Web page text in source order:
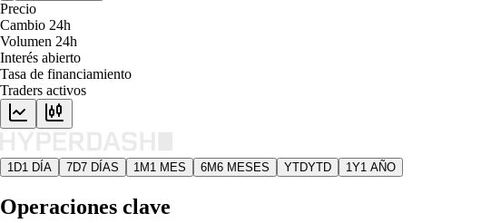
Precio
Cambio 24h
Volumen 24h
Interés abierto
Tasa de financiamiento
Traders activos
1D1 DÍA 7D7 DÍAS 1M 1 MES 6M6 MESES YTDYTD 1Y1 AÑO
Operaciones clave